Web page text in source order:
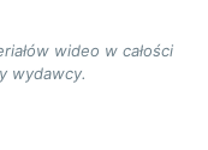
wideo w całości
wydawcy.